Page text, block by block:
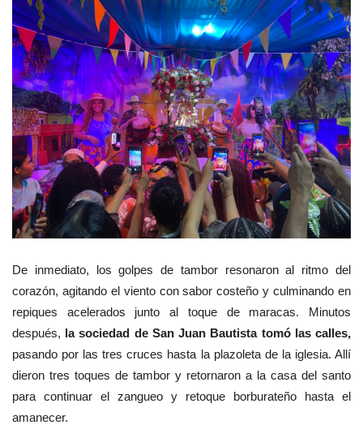
De inmediato, los golpes de tambor resonaron al ritmo del
corazón, agitando el viento con sabor costeño y culminando en
repiques acelerados junto al toque de maracas. Minutos
después, la sociedad de San Juan Bautista tomó las calles,
pasando por las tres cruces hasta la plazoleta de la iglesia. Allí
dieron tres toques de tambor y retornaron a la casa del santo
para continuar el zangueo y retoque borburateño hasta el
amanecer.